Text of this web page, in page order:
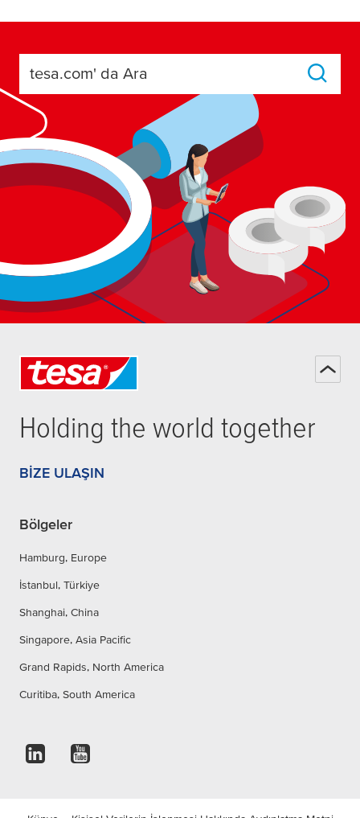
tesa.com' da Ara
Holding the world together
BIZE ULAŞIN
Bölgeler
Hamburg, Europe
İstanbul, Türkiye
Shanghai, China
Singapore, Asia Pacific
Grand Rapids, North America
Curitiba, South America